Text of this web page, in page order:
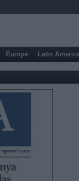
Europe Latin